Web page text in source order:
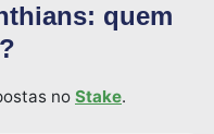
quem
no Stake.